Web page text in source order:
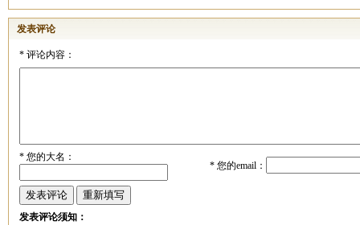
发表评论
*评论内容：
*您的大名：
*您的email：
发表评论须知：